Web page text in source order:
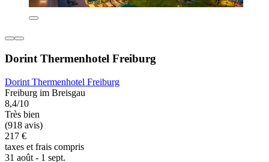
Dorint Thermenhotel Freiburg
Dorint Thermenhotel Freiburg
Freiburg im Breisgau
8,4/10
Très bien
(918 avis)
217 €
taxes et frais compris
31 août - 1 sept.